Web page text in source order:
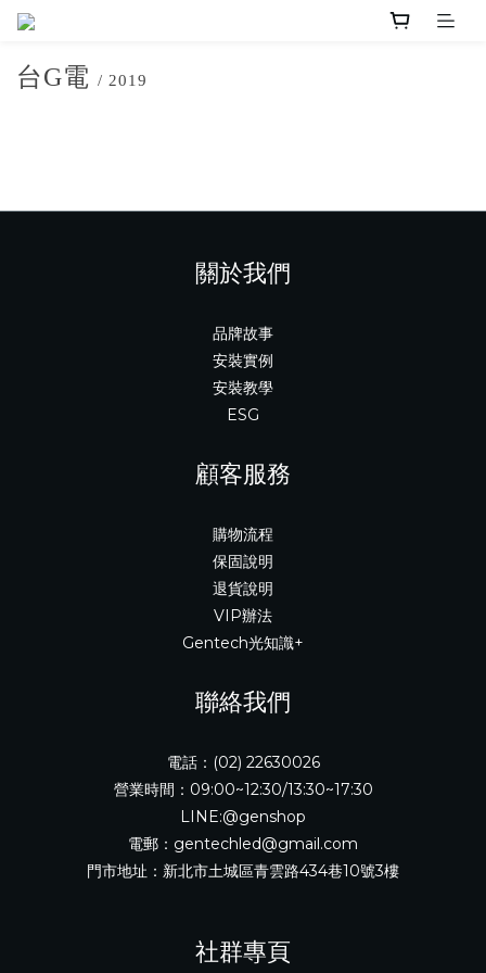
台G電 / 2019
關於我們
品牌故事
安裝實例
安裝教學
ESG
顧客服務
購物流程
保固說明
退貨說明
VIP辦法
Gentech光知識+
聯絡我們
電話：(02) 22630026
營業時間：09:00~12:30/13:30~17:30
LINE:@genshop
電郵：gentechled@gmail.com
門市地址：新北市土城區青雲路434巷10號3樓
社群專頁